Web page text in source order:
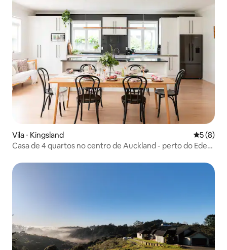
Vila ⋅ Kingsland 5 de
5 (8)
Casa de 4 quartos no centro de Auckland - perto do Eden